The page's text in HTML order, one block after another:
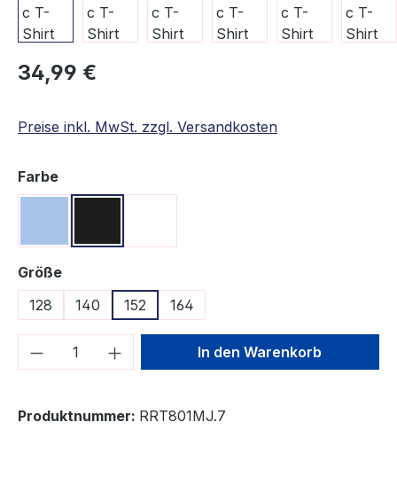
Regulärer Preis:
34,99 €
Preise inkl. MwSt. zzgl. Versandkosten
Farbeauswählen
Größeauswählen
128
140 152 164
Produkt Anzahl: Gib denIn den Warenkorb
Produktnummer: RRT801MJ.7